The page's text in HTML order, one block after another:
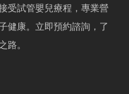
受試管嬰兒療程，專業營
健康。立即預約諮詢，了
路。